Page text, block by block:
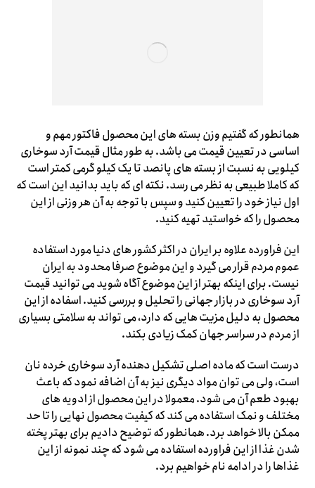
همانطور که گفتیم وزن بسته های این محصول فاکتور مهم و
اساسی در تعیین قیمت می باشد. به طور مثال قیمت آرد سوخاری
کیلویی به نسبت از بسته های پانصد تا یک کیلو گرمی کمتر است
که کاملا طبیعی به نظر می رسد. نکته ای که باید بدانید این است که
اول نیاز خود را تعیین کنید و سپس با توجه به آن هر وزنی از این
محصول را که خواستید تهیه کنید.
این فراورده علاوه بر ایران در اکثر کشور های دنیا مورد استفاده
عموم مردم قرار می گیرد و این موضوع صرفا محدود به ایران
نیست. برای اینکه بهتر از این موضوع آگاه شوید می توانید قیمت
آرد سوخاری در بازار جهانی را تحلیل و بررسی کنید. اسفاده از این
محصول به دلیل مزیت هایی که دارد، می تواند به سلامتی بسیاری
از مردم در سراسر جهان کمک زیادی بکند.
درست است که ماده اصلی تشکیل دهنده آرد سوخاری خرده نان
است، ولی می توان مواد دیگری نیز به آن اضافه نمود که باعث
بهبود طعم آن می شود. معمولا در این محصول از ادویه های
مختلف و نمک استفاده می کند که کیفیت محصول نهایی را تا حد
ممکن بالا خواهد برد. همانطور که توضیح دادیم برای بهتر پخته
شدن غذا از این فراورده استفاده می شود که چند نمونه از این
غذاها را در ادامه نام خواهیم برد.